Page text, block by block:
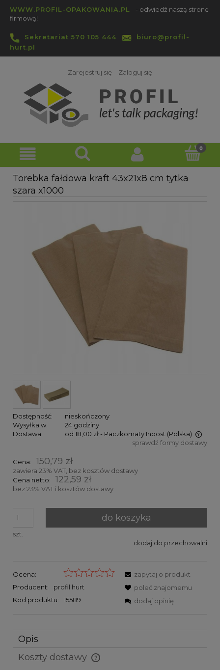
WWW.PROFIL-OPAKOWANIA.PL
- odwiedź naszą stronę
firmową!
Sekretariat 570 105 444
biuro@profil-
hurt.pl
Zarejestruj się Zaloguj się
Torebka fałdowa kraft 43x21x8 cm tytka
szara x1000
Dostępność:
nieskończony
Wysyłka w:
24 godziny
Dostawa:
od 18,00 zł - Paczkomaty Inpost (Polska)
Cena nie zawiera ewentualnych kosztów płatności
sprawdź formy dostawy
Cena: 150,79 zł
zawiera 23% VAT, bez kosztów dostawy
Cena netto:
122,59 zł
bez 23% VAT i kosztów dostawy
szt.
do koszyka
dodaj do przechowalni
Ocena:
Producent:
profil hurt
Kod produktu:
15589
zapytaj o produkt
poleć znajomemu
dodaj opinię
Opis
Koszty dostawy
Cena nie zawiera ewentualnych kosztów płatności